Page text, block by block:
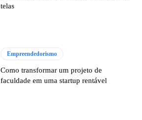
telas
Empreendedorismo
Como transformar um projeto de
faculdade em uma startup rentável